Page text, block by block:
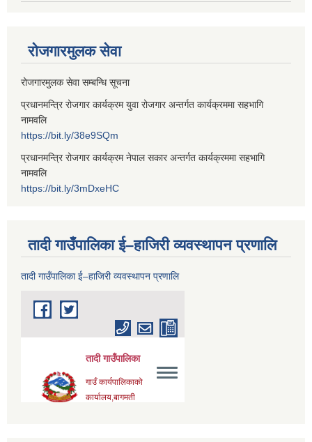
रोजगारमुलक सेवा
रोजगारमुलक सेवा सम्बन्धि सूचना
प्रधानमन्त्रि रोजगार कार्यक्रम युवा रोजगार अन्तर्गत कार्यक्रममा सहभागि
नामवलि
https://bit.ly/38e9SQm
प्रधानमन्त्रि रोजगार कार्यक्रम नेपाल सकार अन्तर्गत कार्यक्रममा सहभागि
नामवलि
https://bit.ly/3mDxeHC
तादी गाउँपालिका ई–हाजिरी व्यवस्थापन प्रणालि
तादी गाउँपालिका ई–हाजिरी व्यवस्थापन प्रणालि